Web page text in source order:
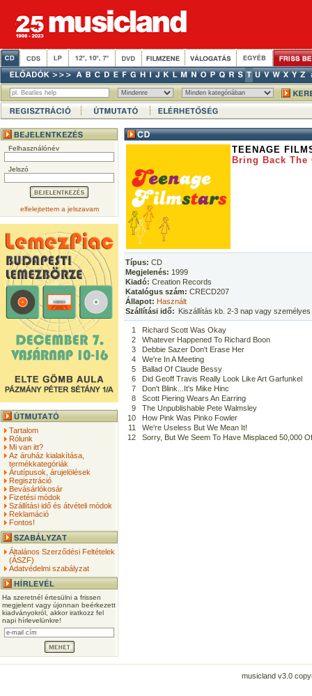
Felhasználónév
Jelszó
elfelejtettem a jelszavam
Tartalom
Rólunk
Mi van itt?
Az áruház kialakítása,
termékkategóriák
Árutípusok, árujelölések
Regisztráció
Bevásárlókosár
Fizetési módok
Szállítási idő és átvételi módok
Reklamáció
Fontos!
Általános Szerződési Feltételek
(ÁSZF)
Adatvédelmi szabályzat
Ha szeretnél értesülni a frissen
megjelent vagy újonnan beérkezett
kiadványokról, akkor iratkozz fel
napi hírlevelünkre!
TEENAGE
Bring Back The
Típus: CD
Megjelenés: 1999
Kiadó: Creation Records
Katalógus szám: CRECD207
Állapot: Használt
Szállítási idő: Kiszállítás kb. 2-3 nap vagy
1
Richard Scott Was Okay
2
Whatever Happened To Richard Boon
3
Debbie Sazer Don't Erase Her
4
We're In A Meeting
5
Ballad Of Claude Bessy
6
Did Geoff Travis Really Look Like Art Garfunkel
7
Don't Blink...It's Mike Hinc
8
Scott Piering Wears An Earring
9
The Unpublishable Pete Walmsley
10
How Pink Was Pinko Fowler
11
We're Useless But We Mean It!
12
Sorry, But We Seem To Have Misplaced 50,000
musicland v3.0